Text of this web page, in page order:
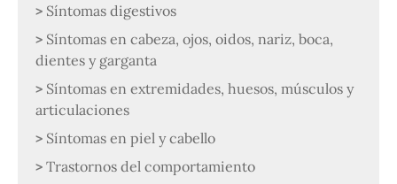
Síntomas digestivos
Síntomas en cabeza, ojos, oidos, nariz, boca,
dientes y garganta
Síntomas en extremidades, huesos, músculos y
articulaciones
Síntomas en piel y cabello
Trastornos del comportamiento